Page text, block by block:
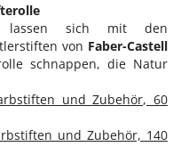
lassen sich mit den
von Faber-Castell
schnappen, die Natur
und Zubehör, 60
und Zubehör, 140